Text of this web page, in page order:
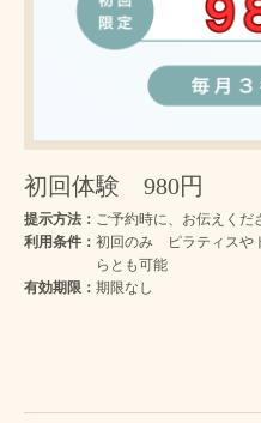
初回体験 980円
提示方法： ご予約時に、お伝えくだ
利用条件： 初回のみ ピラティスや
らとも可能
有効期限： 期限なし